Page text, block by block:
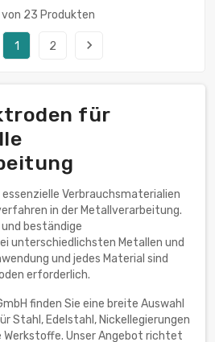
23 Produkten
1 2 navigate_next
für
Verbrauchsmaterialien
in der Metallverarbeitung.
beständige
unterschiedlichsten Metallen und
und jedes Material sind
erforderlich.
finden Sie eine breite Auswahl
Stahl, Edelstahl, Nickellegierungen
Unser Angebot richtet